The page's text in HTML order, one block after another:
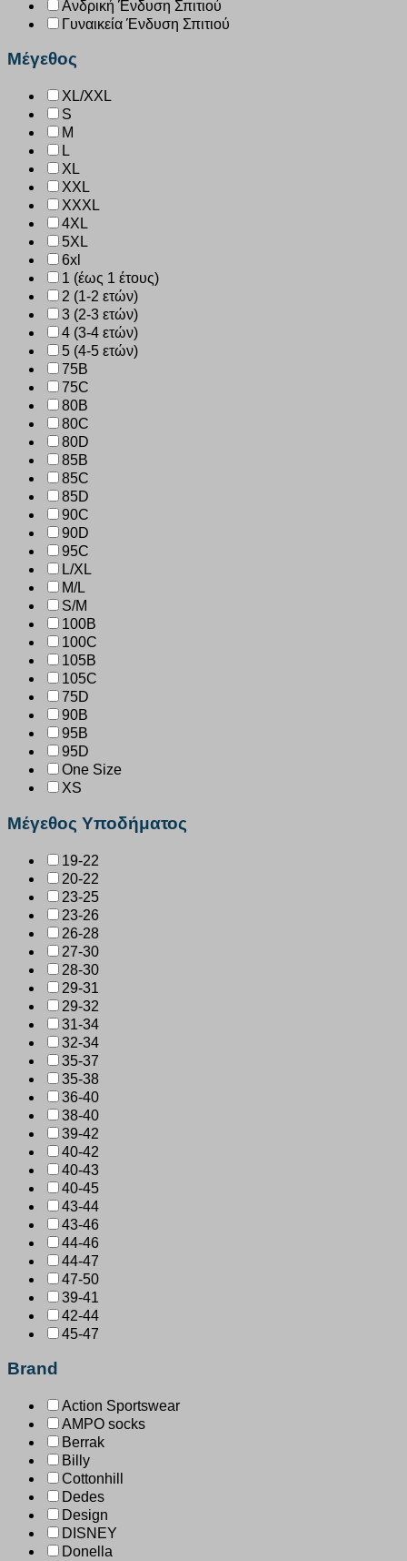
Ανδρική Ένδυση Σπιτιού
Γυναικεία Ένδυση Σπιτιού
Μέγεθος
XL/XXL
S
M
L
XL
XXL
XXXL
4XL
5XL
6xl
1 (έως 1 έτους)
2 (1-2 ετών)
3 (2-3 ετών)
4 (3-4 ετών)
5 (4-5 ετών)
75B
75C
80B
80C
80D
85B
85C
85D
90C
90D
95C
L/XL
M/L
S/M
100B
100C
105B
105C
75D
90B
95B
95D
One Size
XS
Μέγεθος Υποδήματος
19-22
20-22
23-25
23-26
26-28
27-30
28-30
29-31
29-32
31-34
32-34
35-37
35-38
36-40
38-40
39-42
40-42
40-43
40-45
43-44
43-46
44-46
44-47
47-50
39-41
42-44
45-47
Brand
Action Sportswear
AMPO socks
Berrak
Billy
Cottonhill
Dedes
Design
DISNEY
Donella